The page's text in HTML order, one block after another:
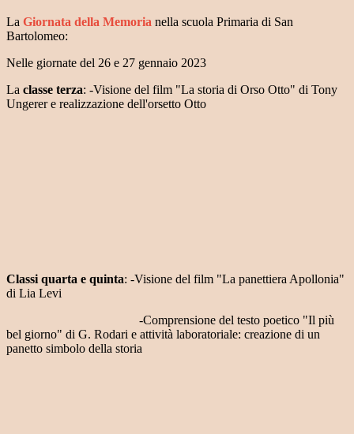
La Giornata della Memoria nella scuola Primaria di San
Bartolomeo:
Nelle giornate del 26 e 27 gennaio 2023
La classe terza: -Visione del film "La storia di Orso Otto" di Tony
Ungerer e realizzazione dell'orsetto Otto
Classi quarta e quinta: -Visione del film "La panettiera Apollonia"
di Lia Levi
-Comprensione del testo poetico "Il più
bel giorno" di G. Rodari e attività laboratoriale: creazione di un
panetto simbolo della storia